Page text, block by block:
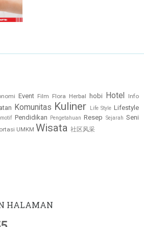
Event Film Flora Herbal hobi Hotel
Info
Komunitas Kuliner Life Style Lifestyle
Pendidikan Pengetahuan Resep Sejarah Seni
UMKM Wisata 社区风采
HALAMAN